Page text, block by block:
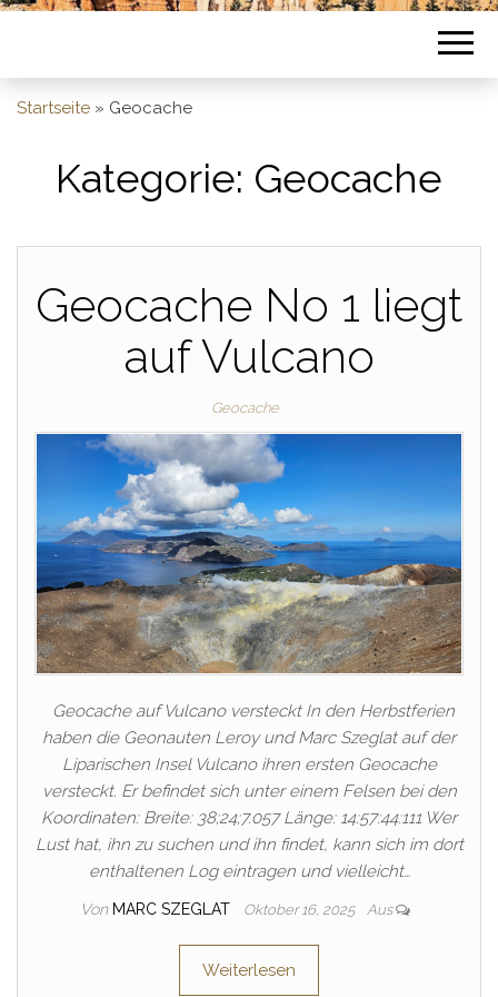
Startseite » Geocache
Kategorie: Geocache
Geocache No 1 liegt
auf Vulcano
Geocache
Geocache auf Vulcano versteckt In den Herbstferien
haben die Geonauten Leroy und Marc Szeglat auf der
Liparischen Insel Vulcano ihren ersten Geocache
versteckt. Er befindet sich unter einem Felsen bei den
Koordinaten: Breite: 38;24;7.057 Länge: 14:57:44:111 Wer
Lust hat, ihn zu suchen und ihn findet, kann sich im dort
enthaltenen Log eintragen und vielleicht…
Von MARC SZEGLAT Oktober 16, 2025 Aus
Weiterlesen